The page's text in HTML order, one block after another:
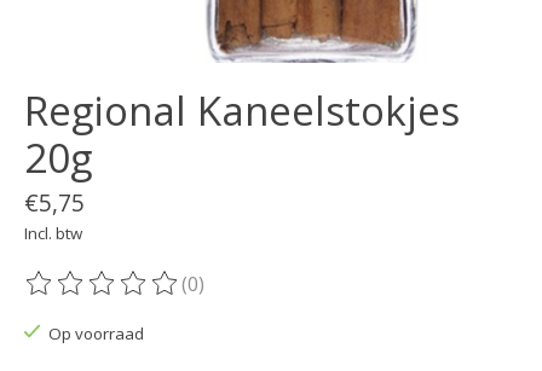
Regional Kaneelstokjes
20g
€5,75
Incl. btw
De beoordeling van dit product is
(0)
Op voorraad